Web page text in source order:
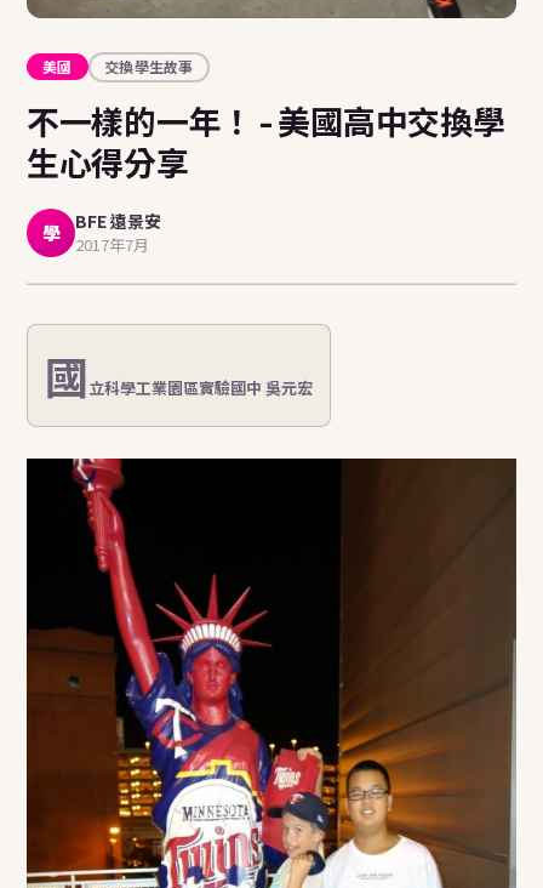
美國 交換學生故事
不一樣的一年！ - 美國高中交換學
生心得分享
學 BFE 遠景安
2017年7月
國立科學工業園區實驗國中 吳元宏